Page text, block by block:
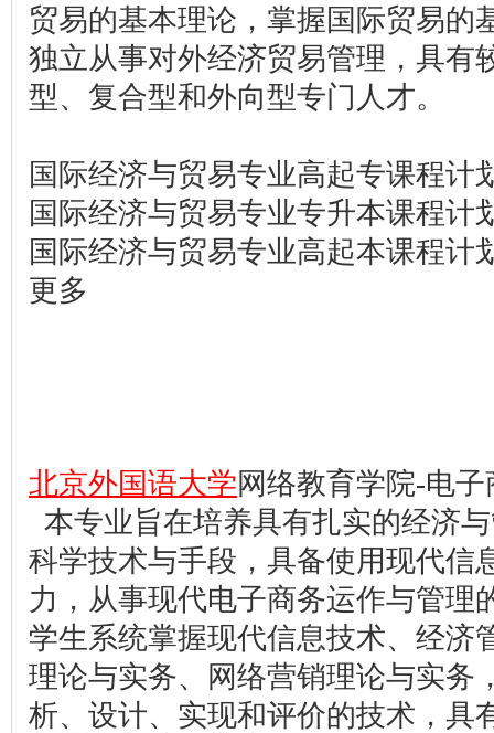
贸易的基本理论，掌握国际贸易的
独立从事对外经济贸易管理，具有
型、复合型和外向型专门人才。
国际经济与贸易专业高起专课程计
国际经济与贸易专业专升本课程计
国际经济与贸易专业高起本课程计
更多
北京外国语大学网络教育学院-电子
本专业旨在培养具有扎实的经济
科学技术与手段，具备使用现代信
力，从事现代电子商务运作与管理
学生系统掌握现代信息技术、经济
理论与实务、网络营销理论与实务
析、设计、实现和评价的技术，具